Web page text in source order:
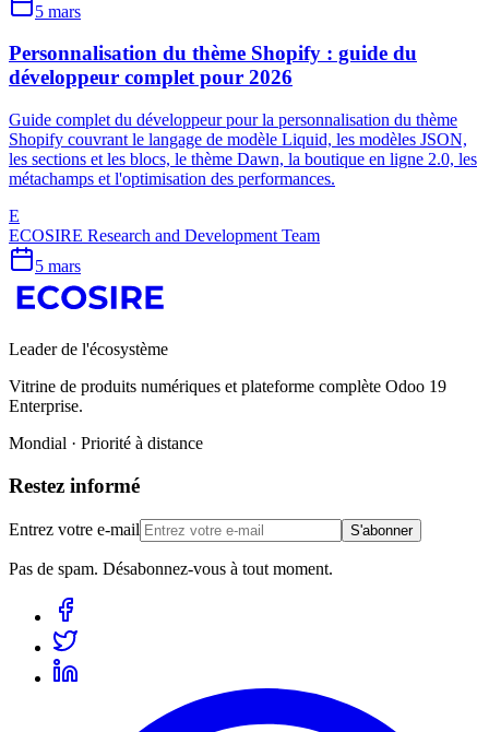
5 mars
Personnalisation du thème Shopify : guide du
développeur complet pour 2026
Guide complet du développeur pour la personnalisation du thème
Shopify couvrant le langage de modèle Liquid, les modèles JSON,
les sections et les blocs, le thème Dawn, la boutique en ligne 2.0, les
métachamps et l'optimisation des performances.
E
ECOSIRE Research and Development Team
5 mars
Leader de l'écosystème
Vitrine de produits numériques et plateforme complète Odoo 19
Enterprise.
Mondial · Priorité à distance
Restez informé
Entrez votre e-mail S'abonner
Pas de spam. Désabonnez-vous à tout moment.